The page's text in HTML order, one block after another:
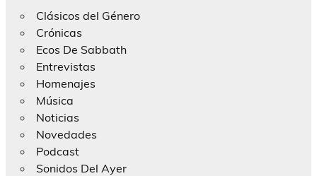
Clásicos del Género
Crónicas
Ecos De Sabbath
Entrevistas
Homenajes
Música
Noticias
Novedades
Podcast
Sonidos Del Ayer